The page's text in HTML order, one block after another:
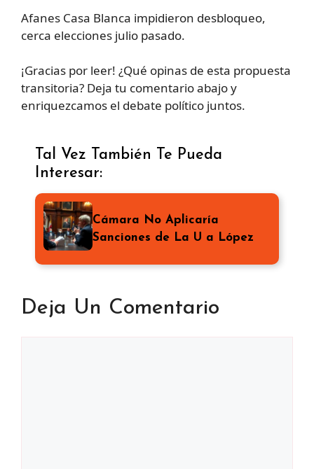
Afanes Casa Blanca impidieron desbloqueo,
cerca elecciones julio pasado.
¡Gracias por leer! ¿Qué opinas de esta propuesta
transitoria? Deja tu comentario abajo y
enriquezcamos el debate político juntos.
Tal Vez También Te Pueda
Interesar:
Cámara No Aplicaría
Sanciones de La U a López
Deja Un Comentario